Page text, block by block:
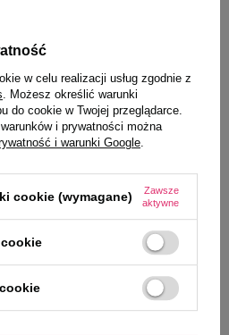
z
Dermatisan Szampon
przeciwłupieżowy z
enilkonazolem dla psa i kota 250
179,96 zł / l
w celu realizacji usług zgodnie z
. Możesz określić warunki
do cookie w Twojej przeglądarce.
i prywatności można
i warunki Google.
cookie (wymagane)
Zawsze
aktywne